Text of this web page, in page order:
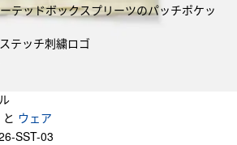
テッドボックスプリーツのパッチポケッ
テッチ刺繍ロゴ
と ウェア
SST-03